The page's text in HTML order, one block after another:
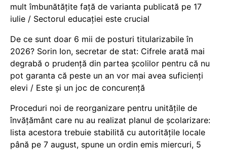
mult îmbunătățite față de varianta publicată pe 17
iulie / Sectorul educației este crucial
De ce sunt doar 6 mii de posturi titularizabile în
2026? Sorin Ion, secretar de stat: Cifrele arată mai
degrabă o prudență din partea școlilor pentru că nu
pot garanta că peste un an vor mai avea suficienți
elevi / Este și un joc de concurență
Proceduri noi de reorganizare pentru unitățile de
învățământ care nu au realizat planul de școlarizare:
lista acestora trebuie stabilită cu autoritățile locale
până pe 7 august, spune un ordin emis miercuri, 5